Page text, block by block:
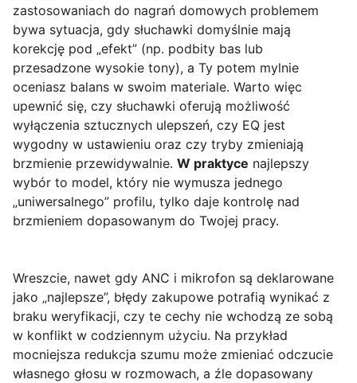
zastosowaniach do nagrań domowych problemem
bywa sytuacja, gdy słuchawki domyślnie mają
korekcję pod „efekt” (np. podbity bas lub
przesadzone wysokie tony), a Ty potem mylnie
oceniasz balans w swoim materiale. Warto więc
upewnić się, czy słuchawki oferują możliwość
wyłączenia sztucznych ulepszeń, czy EQ jest
wygodny w ustawieniu oraz czy tryby zmieniają
brzmienie przewidywalnie. W praktyce najlepszy
wybór to model, który nie wymusza jednego
„uniwersalnego” profilu, tylko daje kontrolę nad
brzmieniem dopasowanym do Twojej pracy.
Wreszcie, nawet gdy ANC i mikrofon są deklarowane
jako „najlepsze”, błędy zakupowe potrafią wynikać z
braku weryfikacji, czy te cechy nie wchodzą ze sobą
w konflikt w codziennym użyciu. Na przykład
mocniejsza redukcja szumu może zmieniać odczucie
własnego głosu w rozmowach, a źle dopasowany